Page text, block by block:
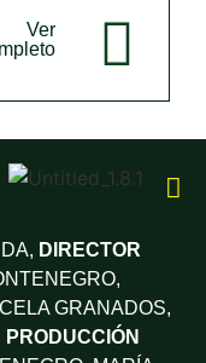
Ver
DIRECTOR
GRANADOS,
PRODUCCIÓN